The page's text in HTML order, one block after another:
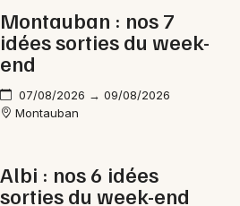
Montauban : nos 7
idées sorties du week-
end
07/08/2026 → 09/08/2026
Montauban
Albi : nos 6 idées
sorties du week-end